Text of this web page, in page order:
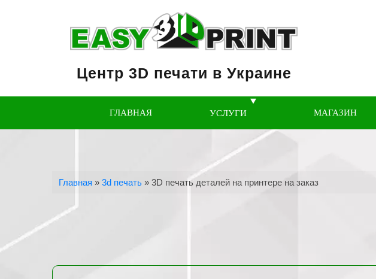
Центр 3D печати в Украине
ГЛАВНАЯ УСЛУГИ МАГАЗИН
Главная »3d печать »3D печать деталей на принтере на заказ